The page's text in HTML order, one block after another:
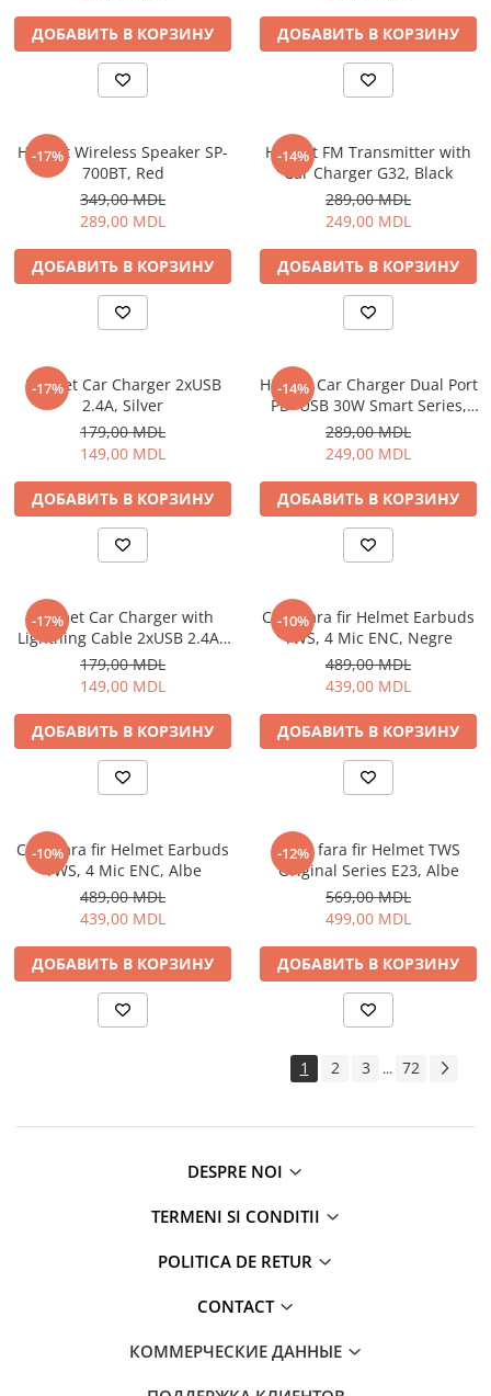
ДОБАВИТЬ В КОРЗИНУ ДОБАВИТЬ В КОРЗИНУ
-17%
Helmet Wireless Speaker SP-
700BT, Red
349,00 MDL
289,00 MDL
ДОБАВИТЬ В КОРЗИНУ
-14%
Helmet FM Transmitter with
Car Charger G32, Black
289,00 MDL
249,00 MDL
ДОБАВИТЬ В КОРЗИНУ
-17%
Helmet Car Charger 2xUSB
2.4A, Silver
179,00 MDL
149,00 MDL
ДОБАВИТЬ В КОРЗИНУ
-14%
Helmet Car Charger Dual Port
PD+USB 30W Smart Series,
Black
289,00 MDL
249,00 MDL
ДОБАВИТЬ В КОРЗИНУ
-17%
Helmet Car Charger with
Lightning Cable 2xUSB 2.4A ,
Silver
179,00 MDL
149,00 MDL
ДОБАВИТЬ В КОРЗИНУ
-10%
Casti fara fir Helmet Earbuds
TWS, 4 Mic ENC, Negre
489,00 MDL
439,00 MDL
ДОБАВИТЬ В КОРЗИНУ
-10%
Casti fara fir Helmet Earbuds
TWS, 4 Mic ENC, Albe
489,00 MDL
439,00 MDL
ДОБАВИТЬ В КОРЗИНУ
-12%
Casti fara fir Helmet TWS
Original Series E23, Albe
569,00 MDL
499,00 MDL
ДОБАВИТЬ В КОРЗИНУ
1 2 3 ... 72
DESPRE NOI
TERMENI SI CONDITII
POLITICA DE RETUR
CONTACT
КОММЕРЧЕСКИЕ ДАННЫЕ